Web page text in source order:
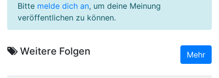
Bitte melde dich an, um deine Meinung
veröffentlichen zu können.
Weitere Folgen Mehr